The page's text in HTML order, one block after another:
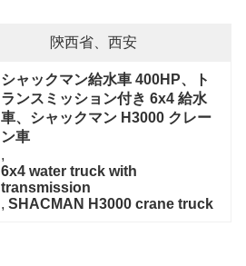
陝西省、西安
シャックマン給水車 400HP、ト
ランスミッション付き 6x4 給水
車、シャックマン H3000 クレー
ン車
,
6x4 water truck with
transmission
, SHACMAN H3000 crane truck